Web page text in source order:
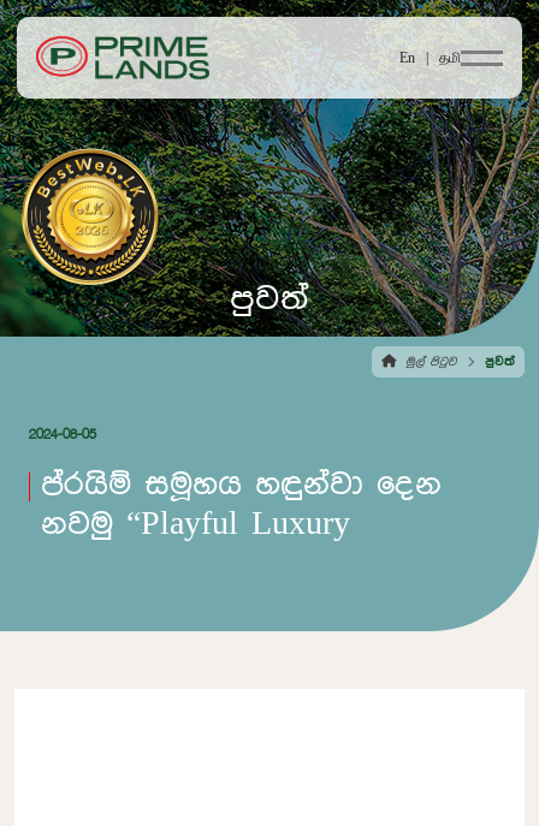
En | தமி
පුවත්
මුල් පිටුව පුවත්
2024-08-05
ප්රයිම් සමූහය හඳුන්වා දෙන
නවමු “Playful Luxury